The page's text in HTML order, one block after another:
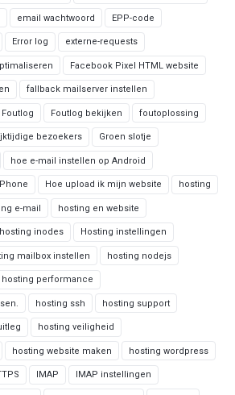
email wachtwoord EPP-code
Error log externe-requests
Facebook Pixel HTML website
fallback mailserver instellen
Foutlog Foutlog bekijken foutoplossing
bezoekers Groen slotje
hoe e-mail instellen op Android
Hoe upload ik mijn website hosting
e-mail hosting en website
hosting inodes Hosting instellingen
mailbox instellen hosting nodejs
hosting performance
hosting ssh hosting support
hosting veiligheid
hosting website maken hosting wordpress
IMAP IMAP instellingen